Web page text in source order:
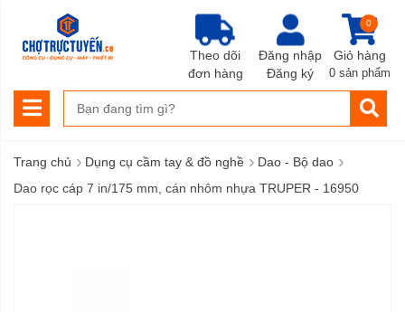
Đăng nhập
Đăng ký
Giỏ hàng
0
0 sản phẩm
Theo dõi
đơn hàng
Trang chủ › Dụng cụ cầm tay & đồ nghề › Dao - Bộ dao ›
Dao rọc cáp 7 in/175 mm, cán nhôm nhựa TRUPER - 16950